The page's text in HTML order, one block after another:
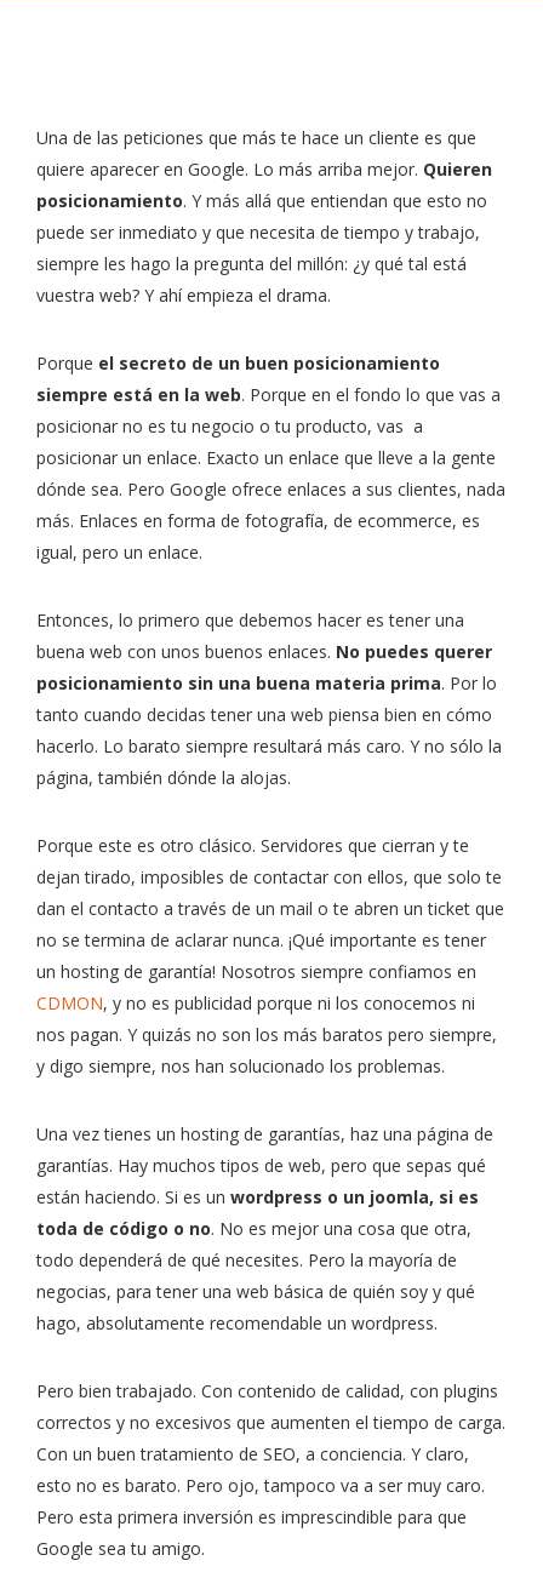
Una de las peticiones que más te hace un cliente es que
quiere aparecer en Google. Lo más arriba mejor. Quieren
posicionamiento. Y más allá que entiendan que esto no
puede ser inmediato y que necesita de tiempo y trabajo,
siempre les hago la pregunta del millón: ¿y qué tal está
vuestra web? Y ahí empieza el drama.
Porque el secreto de un buen posicionamiento
siempre está en la web. Porque en el fondo lo que vas a
posicionar no es tu negocio o tu producto, vas a
posicionar un enlace. Exacto un enlace que lleve a la gente
dónde sea. Pero Google ofrece enlaces a sus clientes, nada
más. Enlaces en forma de fotografía, de ecommerce, es
igual, pero un enlace.
Entonces, lo primero que debemos hacer es tener una
buena web con unos buenos enlaces. No puedes querer
posicionamiento sin una buena materia prima. Por lo
tanto cuando decidas tener una web piensa bien en cómo
hacerlo. Lo barato siempre resultará más caro. Y no sólo la
página, también dónde la alojas.
Porque este es otro clásico. Servidores que cierran y te
dejan tirado, imposibles de contactar con ellos, que solo te
dan el contacto a través de un mail o te abren un ticket que
no se termina de aclarar nunca. ¡Qué importante es tener
un hosting de garantía! Nosotros siempre confiamos en
CDMON, y no es publicidad porque ni los conocemos ni
nos pagan. Y quizás no son los más baratos pero siempre,
y digo siempre, nos han solucionado los problemas.
Una vez tienes un hosting de garantías, haz una página de
garantías. Hay muchos tipos de web, pero que sepas qué
están haciendo. Si es un wordpress o un joomla, si es
toda de código o no. No es mejor una cosa que otra,
todo dependerá de qué necesites. Pero la mayoría de
negocias, para tener una web básica de quién soy y qué
hago, absolutamente recomendable un wordpress.
Pero bien trabajado. Con contenido de calidad, con plugins
correctos y no excesivos que aumenten el tiempo de carga.
Con un buen tratamiento de SEO, a conciencia. Y claro,
esto no es barato. Pero ojo, tampoco va a ser muy caro.
Pero esta primera inversión es imprescindible para que
Google sea tu amigo.